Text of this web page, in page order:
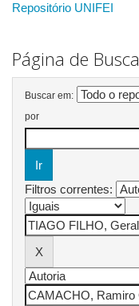
Repositório UNIFEI
Página de Busca
Buscar em:
por
Filtros correntes: